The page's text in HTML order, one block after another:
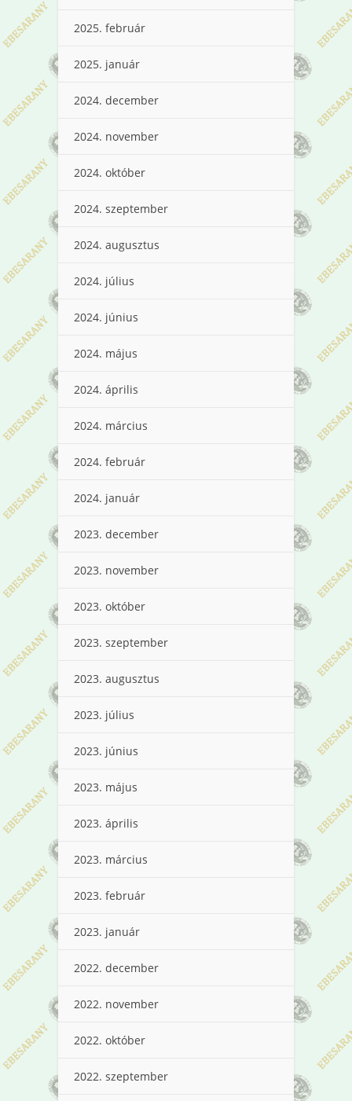
2025. február
2025. január
2024. december
2024. november
2024. október
2024. szeptember
2024. augusztus
2024. július
2024. június
2024. május
2024. április
2024. március
2024. február
2024. január
2023. december
2023. november
2023. október
2023. szeptember
2023. augusztus
2023. július
2023. június
2023. május
2023. április
2023. március
2023. február
2023. január
2022. december
2022. november
2022. október
2022. szeptember